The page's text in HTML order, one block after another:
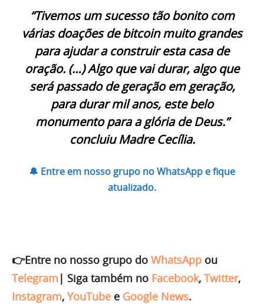
“Tivemos um sucesso tão bonito com
várias doações de bitcoin muito grandes
para ajudar a construir esta casa de
oração. (…) Algo que vai durar, algo que
será passado de geração em geração,
para durar mil anos, este belo
monumento para a glória de Deus.”
concluiu Madre Cecília.
🔔 Entre em nosso grupo no WhatsApp e fique
atualizado.
👉Entre no nosso grupo do WhatsApp ou
Telegram | Siga também no Facebook, Twitter,
Instagram, YouTube e Google News.